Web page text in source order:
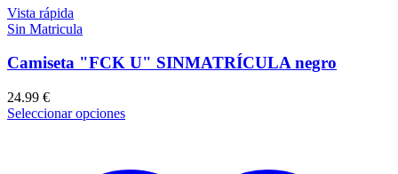
Vista rápida
Sin Matricula
Camiseta "FCK U" SINMATRÍCULA negro
24.99 €
Seleccionar opciones